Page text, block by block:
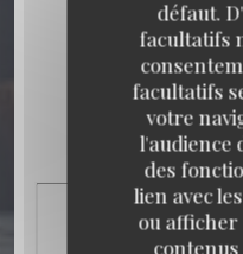
défaut.
facultatifs
facultatifs
votre
l'audience
des
lien avec
ou afficher